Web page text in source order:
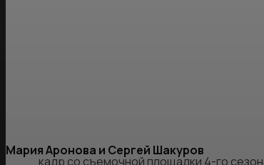
Мария Аронова и Сергей Шакуров
кадр со съемочной площадки 4-го